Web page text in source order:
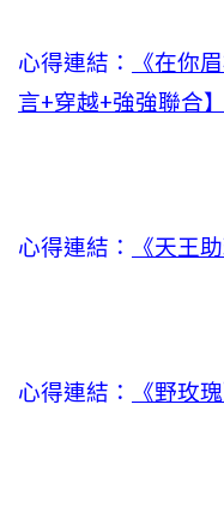
心得連結：
《在你
言+穿越+強強聯合】
心得連結： 《天王
心得連結： 《野玫